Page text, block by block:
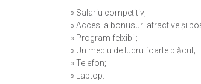
» Salariu competitiv;
» Acces la bonusuri atractive și
» Program felxibil;
» Un mediu de lucru foarte plăcut;
» Telefon;
» Laptop.